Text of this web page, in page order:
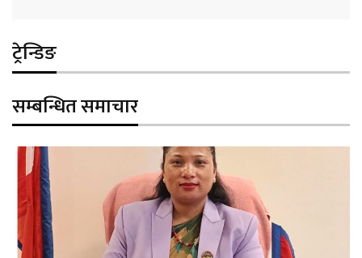
ट्रेन्डिङ
सम्बन्धित समाचार